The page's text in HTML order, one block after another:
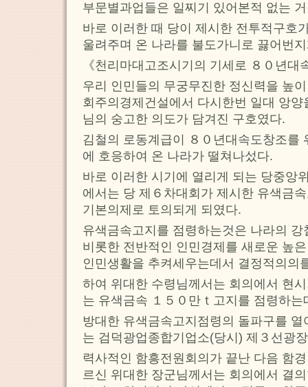
부문별과업들은 일찌기 있어본적 없는
바로 이러한 때 당이 제시한 전투적구호
울려주며 온 나라를 불도가니로 끓어번
《천리마대고조시기의 기세로 ８０년대
우리 인민들의 무궁무진한 정신력을 높
회주의경제건설에서 다시한번 일대 앙
님의 숭고한 의도가 담겨진 구호였다.
김철의 로동계급이 ８０년대속도창조를
에 호응하여 온 나라가 떨쳐나섰다.
바로 이러한 시기에 열리게 되는 당중앙
에서는 당 제６차대회가 제시한 유색금
기본의제로 토의되게 되였다.
유색금속고지를 점령하는것은 나라의
비롯한 전반적인 인민경제를 새로운 높
인민생활을 추켜세우는데서 결정적의의
하여 위대한 수령님께서는 회의에서 현
는 유색금속 １５０만ｔ고지를 점령하
방대한 유색금속고지점령의 돌파구를
는 검덕광업종합기업소(당시) 제３선광
력사적인 함흥전원회의가 끝난 다음 함
르신 위대한 장군님께서는 회의에서 결